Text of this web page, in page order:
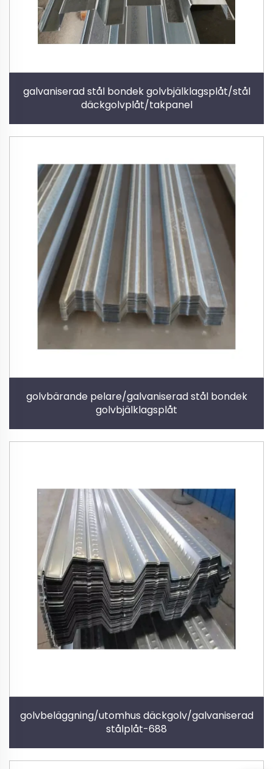
galvaniserad stål bondek golvbjälklagsplåt/stål
däckgolvplåt/takpanel
golvbärande pelare/galvaniserad stål bondek
golvbjälklagsplåt
golvbeläggning/utomhus däckgolv/galvaniserad
stålplåt-688